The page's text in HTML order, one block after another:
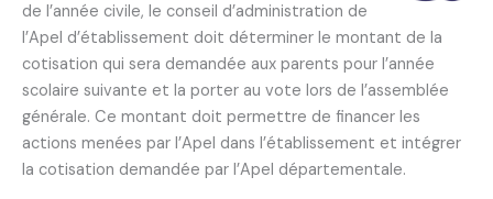
de l’année civile, le conseil d’administration de
l’Apel d’établissement doit déterminer le montant de la
cotisation qui sera demandée aux parents pour l’année
scolaire suivante et la porter au vote lors de l’assemblée
générale. Ce montant doit permettre de financer les
actions menées par l’Apel dans l’établissement et intégrer
la cotisation demandée par l’Apel départementale.